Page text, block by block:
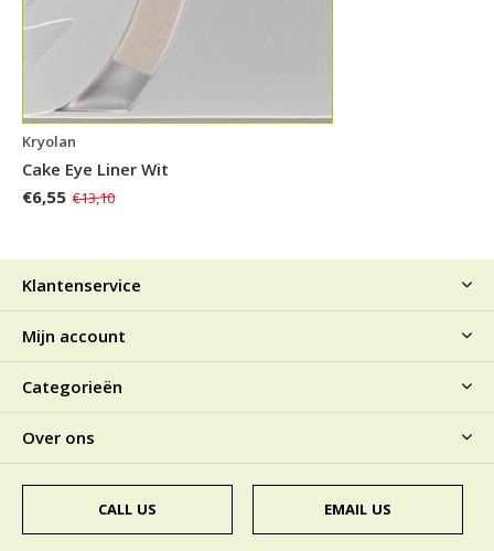
Kryolan
Cake Eye Liner Wit
€6,55 €13,10
Klantenservice
Mijn account
Categorieën
Over ons
CALL US EMAIL US